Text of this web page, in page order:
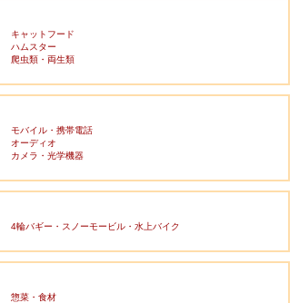
キャットフード
ハムスター
爬虫類・両生類
モバイル・携帯電話
オーディオ
カメラ・光学機器
4輪バギー・スノーモービル・水上バイク
惣菜・食材